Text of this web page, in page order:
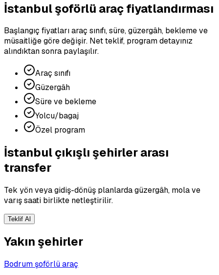
İstanbul şoförlü araç fiyatlandırması
Başlangıç fiyatları araç sınıfı, süre, güzergâh, bekleme ve
müsaitliğe göre değişir. Net teklif, program detayınız
alındıktan sonra paylaşılır.
Araç sınıfı
Güzergâh
Süre ve bekleme
Yolcu/bagaj
Özel program
İstanbul çıkışlı şehirler arası
transfer
Tek yön veya gidiş-dönüş planlarda güzergâh, mola ve
varış saati birlikte netleştirilir.
Teklif Al
Yakın şehirler
Bodrum şoförlü araç